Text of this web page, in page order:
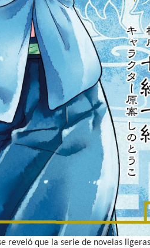
reveló que la serie de novelas